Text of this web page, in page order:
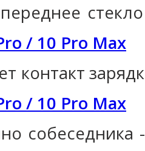
/ 10 Pro Max
контакт
/ 10 Pro Max
собеседника